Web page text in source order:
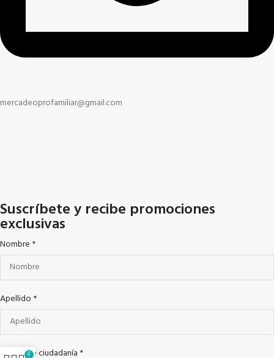
mercadeoprofamiliar@gmail.com
Suscríbete y recibe promociones
exclusivas
Nombre *
Apellido *
Cedula de ciudadanía *
0